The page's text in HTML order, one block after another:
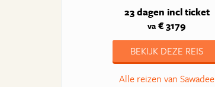
23 dagen incl ticket
va € 3179
BEKIJK DEZE REIS
Alle reizen van Sawadee